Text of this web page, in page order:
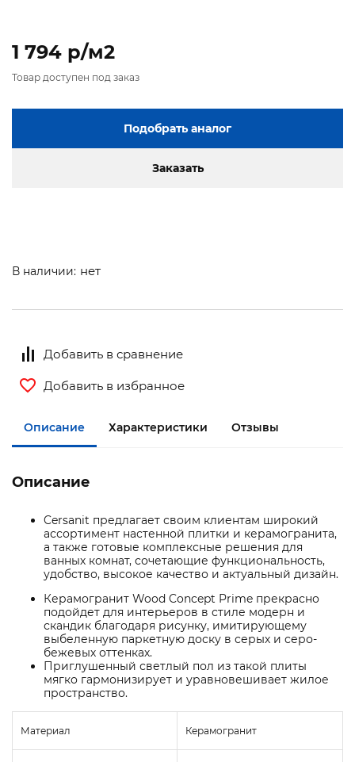
1 794 p/м2
Товар доступен под заказ
Подобрать аналог
Заказать
В наличии: нет
Добавить в сравнение
Добавить в избранное
Описание Характеристики Отзывы
Описание
Cersanit предлагает своим клиентам широкий
ассортимент настенной плитки и керамогранита,
а также готовые комплексные решения для
ванных комнат, сочетающие функциональность,
удобство, высокое качество и актуальный дизайн.
Керамогранит Wood Concept Prime прекрасно
подойдет для интерьеров в стиле модерн и
скандик благодаря рисунку, имитирующему
выбеленную паркетную доску в серых и серо-
бежевых оттенках.
Приглушенный светлый пол из такой плиты
мягко гармонизирует и уравновешивает жилое
пространство.
Материал Керамогранит